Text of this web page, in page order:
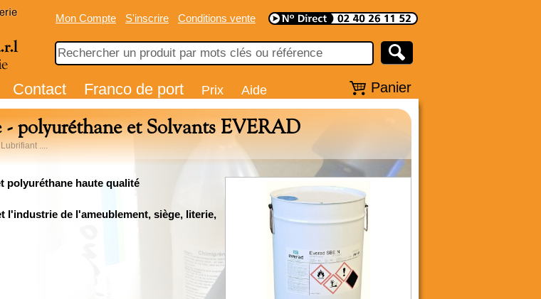
Mon Compte S'inscrire Conditions vente
Contact Franco de port Prix Aide Panier
- polyuréthane et Solvants EVERAD
....
polyuréthane haute qualité
l'industrie de l'ameublement, siège, literie,